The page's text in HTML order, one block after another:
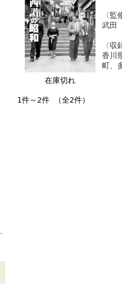
在庫切れ
〈監
武田
〈収
香川
町、
1件～2件 （全2件）